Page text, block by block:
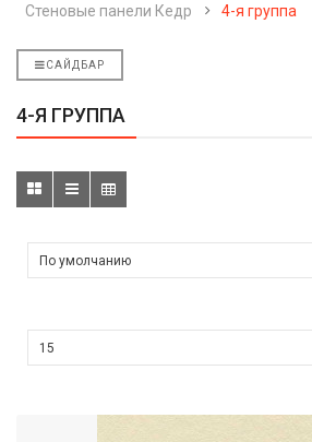
Стеновые панели Кедр
4-я группа
САЙДБАР
4-Я ГРУППА